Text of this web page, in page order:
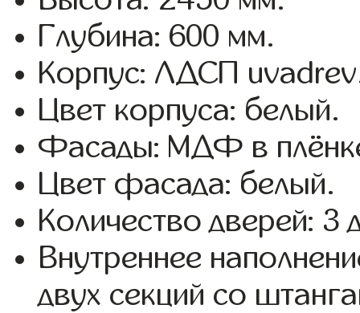
Глубина: 600 мм.
Корпус: ЛДСП
Цвет корпуса: белый.
Фасады: МДФ в
Цвет фасада: белый.
Количество дверей: 3
Внутреннее
двух секций со